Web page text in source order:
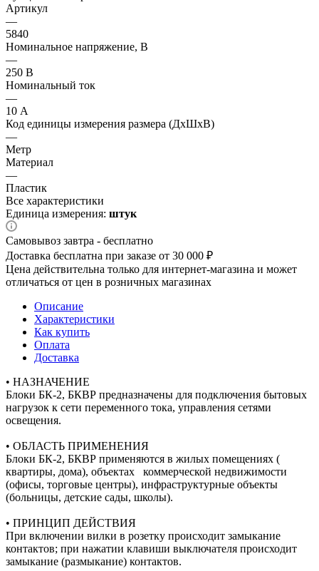
Артикул
—
5840
Номинальное напряжение, В
—
250 В
Номинальный ток
—
10 А
Код единицы измерения размера (ДхШхВ)
—
Метр
Материал
—
Пластик
Все характеристики
Единица измерения: штук
Самовывоз завтра - бесплатно
Доставка бесплатна при заказе от 30 000 ₽
Цена действительна только для интернет-магазина и может
отличаться от цен в розничных магазинах
Описание
Характеристики
Как купить
Оплата
Доставка
• НАЗНАЧЕНИЕ
Блоки БК-2, БКВР предназначены для подключения бытовых
нагрузок к сети переменного тока, управления сетями
освещения.
• ОБЛАСТЬ ПРИМЕНЕНИЯ
Блоки БК-2, БКВР применяются в жилых помещениях (
квартиры, дома), объектах коммерческой недвижимости
(офисы, торговые центры), инфраструктурные объекты
(больницы, детские сады, школы).
• ПРИНЦИП ДЕЙСТВИЯ
При включении вилки в розетку происходит замыкание
контактов; при нажатии клавиши выключателя происходит
замыкание (размыкание) контактов.